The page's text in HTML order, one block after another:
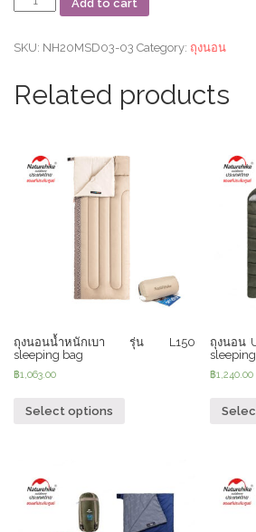
นอน
Oval
with
Add to cart
SKU: NH20MSD03-03 Category: ถุงนอน
Related products
ถุงนอนน้ำหนักเบา รุ่น L150
sleeping bag
฿1,063.00
Select options
ถุงนอน
฿1,240.00